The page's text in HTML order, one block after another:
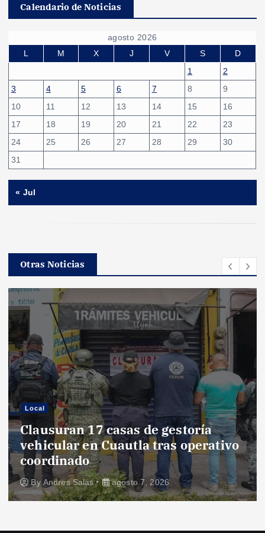
Calendario de Noticias
agosto 2026
L
M X J V S
D
1
2
3
4 5 6 7 8
9
10
11 12 13 14 15
16
17
18 19 20 21 22
23
24
25 26 27 28 29
30
31
« Jul
Otras Noticias
Local
Clausuran 17 casas de gestoría
vehicular en Cuautla tras operativo
coordinado
ByAndres Salas agosto 7, 2026